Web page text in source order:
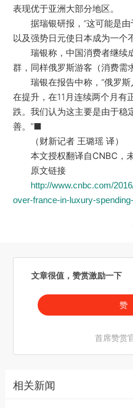
表现优于亚洲大部分地区。
据瑞银研报，“这可能是由
以及强势日元使日本成为一个
瑞银称，中国消费者继续
群，同样俄罗斯游客（消费需
瑞银在报告中称，“俄罗斯
在提升，在11月连续两个月有
跌。我们认为这主要是由于稳
善。”■
（财新记者 王璐瑶 译）
本文授权翻译自CNBC，
原文链接
http://www.cnbc.com/
over-france-in-luxury-
文章很值，赞赏激励一下
赞
首席赞赏
相关新闻